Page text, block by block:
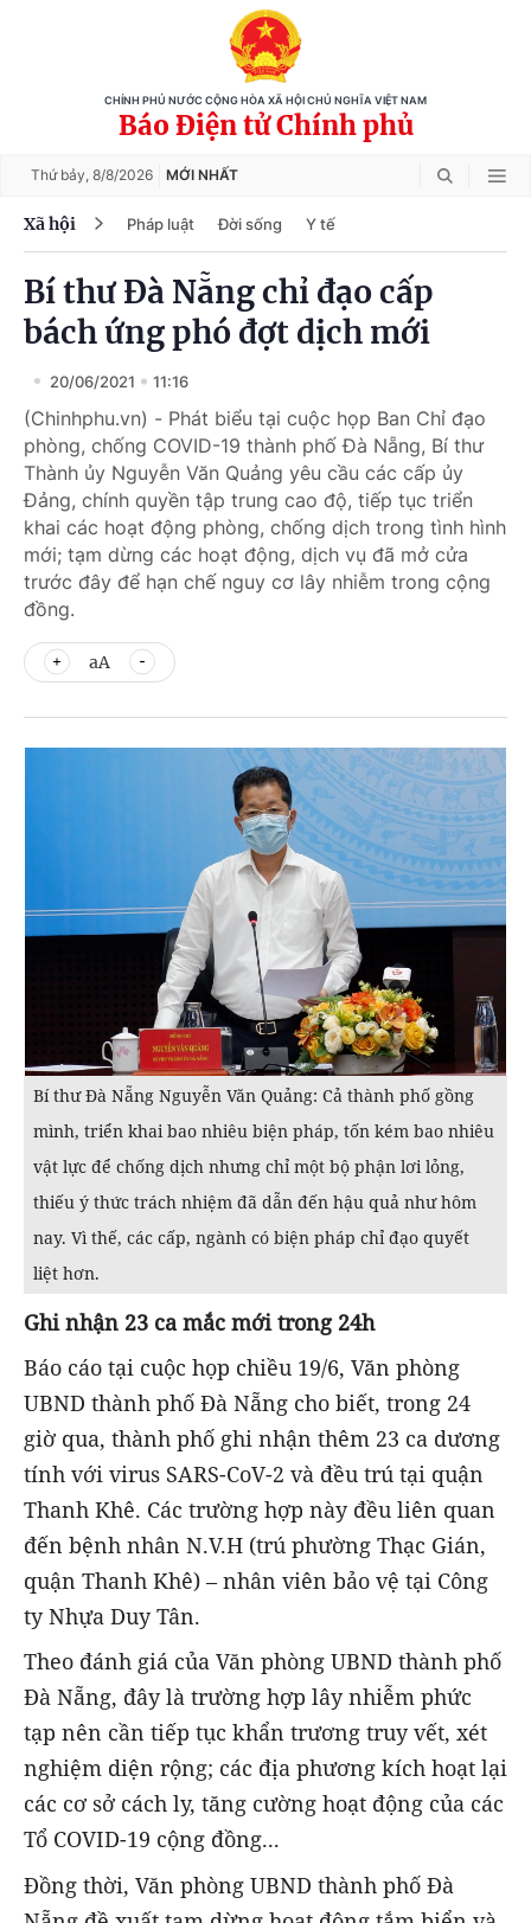
CHÍNH PHỦ NƯỚC CỘNG HÒA XÃ HỘI CHỦ NGHĨA VIỆT NAM
Báo Điện tử Chính phủ
Thứ bảy, 8/8/2026 MỚI NHẤT
Xã hội Pháp luật Đời sống Y tế
Bí thư Đà Nẵng chỉ đạo cấp
bách ứng phó đợt dịch mới
20/06/2021 11:16
(Chinhphu.vn) - Phát biểu tại cuộc họp Ban Chỉ đạo
phòng, chống COVID-19 thành phố Đà Nẵng, Bí thư
Thành ủy Nguyễn Văn Quảng yêu cầu các cấp ủy
Đảng, chính quyền tập trung cao độ, tiếp tục triển
khai các hoạt động phòng, chống dịch trong tình hình
mới; tạm dừng các hoạt động, dịch vụ đã mở cửa
trước đây để hạn chế nguy cơ lây nhiễm trong cộng
đồng.
aA
Bí thư Đà Nẵng Nguyễn Văn Quảng: Cả thành phố gồng
mình, triển khai bao nhiêu biện pháp, tốn kém bao nhiêu
vật lực để chống dịch nhưng chỉ một bộ phận lơi lỏng,
thiếu ý thức trách nhiệm đã dẫn đến hậu quả như hôm
nay. Vì thế, các cấp, ngành có biện pháp chỉ đạo quyết
liệt hơn.
Ghi nhận 23 ca mắc mới trong 24h
Báo cáo tại cuộc họp chiều 19/6, Văn phòng
UBND thành phố Đà Nẵng cho biết, trong 24
giờ qua, thành phố ghi nhận thêm 23 ca dương
tính với virus SARS-CoV-2 và đều trú tại quận
Thanh Khê. Các trường hợp này đều liên quan
đến bệnh nhân N.V.H (trú phường Thạc Gián,
quận Thanh Khê) – nhân viên bảo vệ tại Công
ty Nhựa Duy Tân.
Theo đánh giá của Văn phòng UBND thành phố
Đà Nẵng, đây là trường hợp lây nhiễm phức
tạp nên cần tiếp tục khẩn trương truy vết, xét
nghiệm diện rộng; các địa phương kích hoạt lại
các cơ sở cách ly, tăng cường hoạt động của các
Tổ COVID-19 cộng đồng...
Đồng thời, Văn phòng UBND thành phố Đà